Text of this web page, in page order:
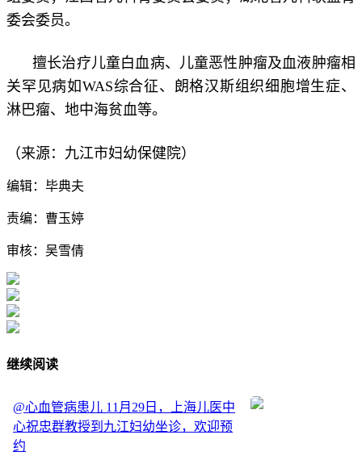
委会委员。
擅长治疗儿童白血病、儿童恶性肿瘤及血液肿瘤相
关罕见病如WAS综合征、朗格汉斯组织细胞增生症、
淋巴瘤、地中海贫血等。
（来源：九江市妇幼保健院）
编辑：毕典夫
责编：曹玉婷
审核：吴雪倩
继续阅读
@心血管病患儿 11月29日，上海儿医中
心祝忠群教授到九江妇幼坐诊，欢迎预
约